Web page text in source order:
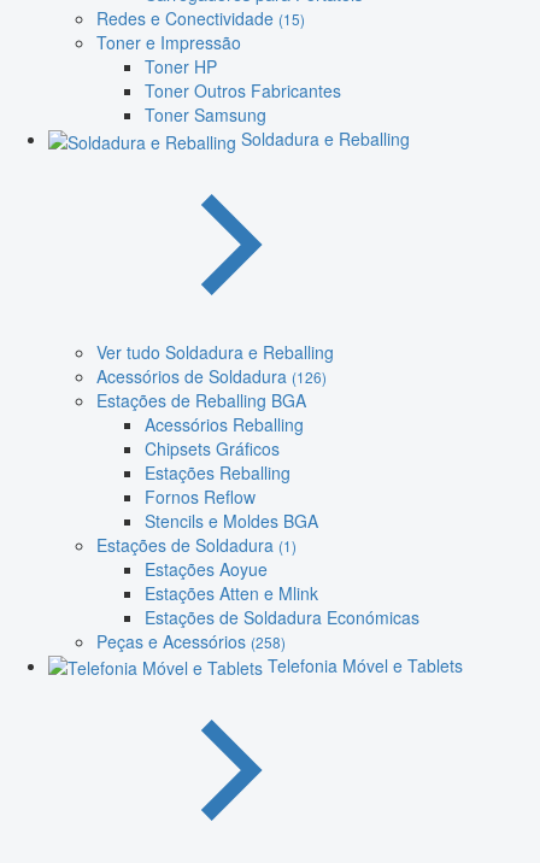
Redes e Conectividade (15)
Toner e Impressão
Toner HP
Toner Outros Fabricantes
Toner Samsung
Soldadura e Reballing
Ver tudo Soldadura e Reballing
Acessórios de Soldadura (126)
Estações de Reballing BGA
Acessórios Reballing
Chipsets Gráficos
Estações Reballing
Fornos Reflow
Stencils e Moldes BGA
Estações de Soldadura (1)
Estações Aoyue
Estações Atten e Mlink
Estações de Soldadura Económicas
Peças e Acessórios (258)
Telefonia Móvel e Tablets